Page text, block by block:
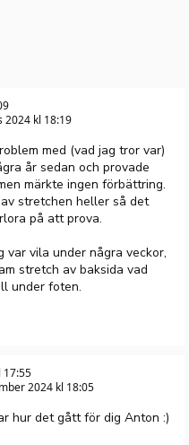
2024 kl 18:19
med (vad jag tror var)
år sedan och provade
märkte ingen förbättring.
stretchen heller så det
på att prova.
var vila under några veckor,
stretch av baksida vad
under foten.
17:55
2024 kl 18:05
hur det gått för dig Anton :)